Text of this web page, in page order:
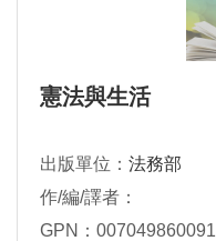
憲法與生活
出版單位： 法務部
作/編/譯者：
GPN：007049860091